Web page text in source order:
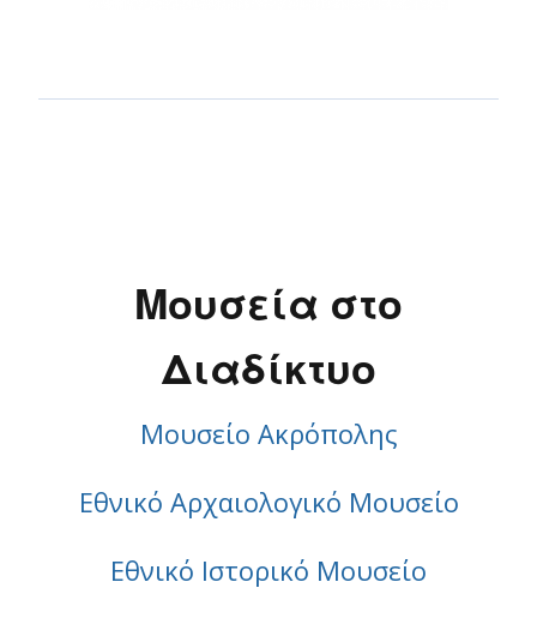
Μουσεία στο
Διαδίκτυο
Μουσείο Ακρόπολης
Εθνικό Αρχαιολογικό Μουσείο
Εθνικό Ιστορικό Μουσείο